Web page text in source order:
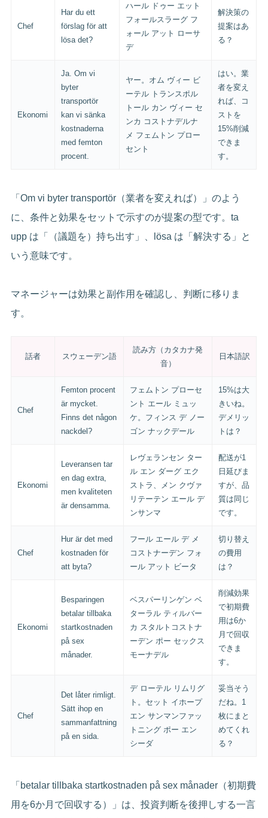
Chef
Har du ett
förslag för att
lösa det?
ハール ドゥー エット
フォールスラーグ フ
ォール アット ローサ
デ
解決策の
提案はあ
る？
Ekonomi
Ja. Om vi
byter
transportör
kan vi sänka
kostnaderna
med femton
procent.
ヤー。オム ヴィー ビ
ーテル トランスポル
トール カン ヴィー セ
ンカ コストナデルナ
メ フェムトン プロー
セント
はい。業
者を変え
れば、コ
ストを
15%削減
できま
す。
「Om vi byter transportör（業者を変えれば）」のよう
に、条件と効果をセットで示すのが提案の型です。ta
upp は「（議題を）持ち出す」、lösa は「解決する」と
いう意味です。
マネージャーは効果と副作用を確認し、判断に移りま
す。
話者 スウェーデン語
読み方（カタカナ発
音）
日本語訳
Chef
Femton procent
är mycket.
Finns det någon
nackdel?
フェムトン プローセ
ント エール ミュッ
ケ。フィンス デ ノー
ゴン ナックデール
15%は大
きいね。
デメリッ
トは？
Ekonomi
Leveransen tar
en dag extra,
men kvaliteten
är densamma.
レヴェランセン ター
ル エン ダーグ エク
ストラ、メン クヴァ
リテーテン エール デ
ンサンマ
配送が1
日延びま
すが、品
質は同じ
です。
Chef
Hur är det med
kostnaden för
att byta?
フール エール デ メ
コストナーデン フォ
ール アット ビータ
切り替え
の費用
は？
Ekonomi
Besparingen
betalar tillbaka
startkostnaden
på sex
månader.
ベスパーリンゲン ベ
ターラル ティルバー
カ スタルトコストナ
ーデン ポー セックス
モーナデル
削減効果
で初期費
用は6か
月で回収
できま
す。
Chef
Det låter rimligt.
Sätt ihop en
sammanfattning
på en sida.
デ ローテル リムリグ
ト。セット イホープ
エン サンマンファッ
トニング ポー エン
シーダ
妥当そう
だね。1
枚にまと
めてくれ
る？
「betalar tillbaka startkostnaden på sex månader（初期費
用を6か月で回収する）」は、投資判断を後押しする一言